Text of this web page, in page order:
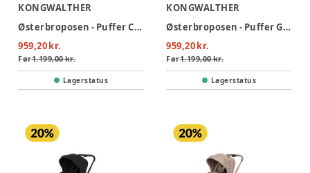
KONGWALTHER
Østerbroposen - Puffer Chocolate brown
959,20 kr.
Før1.199,00 kr.
Lagerstatus
KONGWALTHER
Østerbroposen - Puffer Grey
959,20 kr.
Før1.199,00 kr.
Lagerstatus